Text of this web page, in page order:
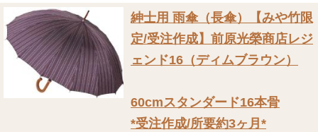
紳士用 雨傘（長傘）
【みや竹限
定/受注作成】前原光榮商店レジ
ェンド16（ディムブラウン）
60cmスタンダード16本骨
*受注作成/所要約3ヶ月*